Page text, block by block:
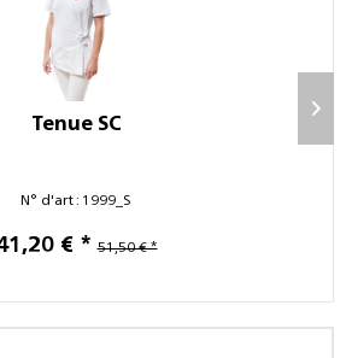
Tenue SC
N° d'art : 1999_S
€ * 51,50 € *